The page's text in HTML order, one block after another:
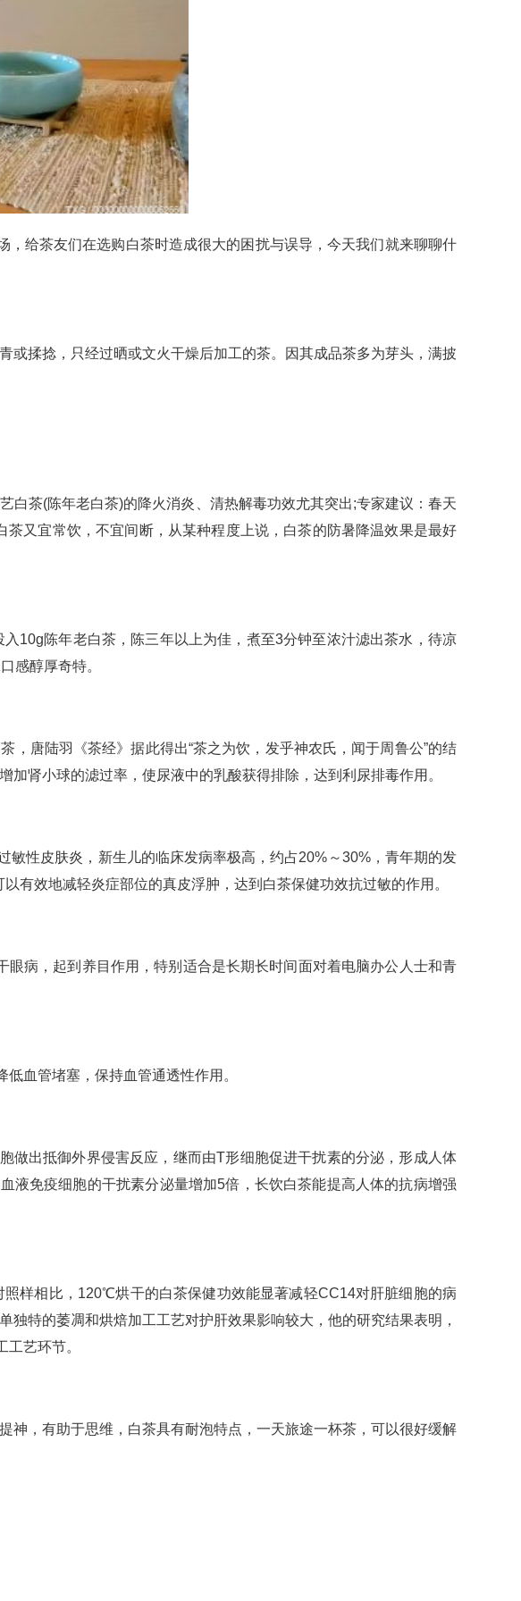
给茶友们在选购白茶时造成很大的困扰与误导，今天我们就来聊聊什
或揉捻，只经过晒或文火干燥后加工的茶。因其成品茶多为芽头，满披
白茶(陈年老白茶)的降火消炎、清热解毒功效尤其突出;专家建议：春天
又宜常饮，不宜间断，从某种程度上说，白茶的防暑降温效果是最好
10g陈年老白茶，陈三年以上为佳，煮至3分钟至浓汁滤出茶水，待凉
感醇厚奇特。
，唐陆羽《茶经》据此得出“茶之为饮，发乎神农氏，闻于周鲁公”的结
肾小球的滤过率，使尿液中的乳酸获得排除，达到利尿排毒作用。
性皮肤炎，新生儿的临床发病率极高，约占20%～30%，青年期的发
有效地减轻炎症部位的真皮浮肿，达到白茶保健功效抗过敏的作用。
病，起到养目作用，特别适合是长期长时间面对着电脑办公人士和青
血管堵塞，保持血管通透性作用。
做出抵御外界侵害反应，继而由T形细胞促进干扰素的分泌，形成人体
液免疫细胞的干扰素分泌量增加5倍，长饮白茶能提高人体的抗病增强
样相比，120℃烘干的白茶保健功效能显著减轻CC14对肝脏细胞的病
特的萎凋和烘焙加工工艺对护肝效果影响较大，他的研究结果表明，
艺环节。
神，有助于思维，白茶具有耐泡特点，一天旅途一杯茶，可以很好缓解